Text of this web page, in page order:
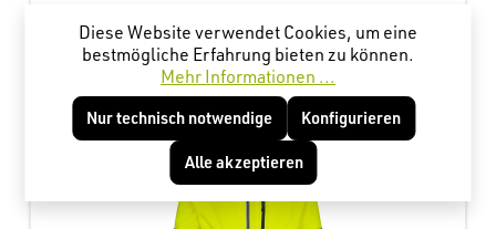
Produktgalerie überspringen
Kunden haben sich ebenfalls angesehen
Diese Website verwendet Cookies, um eine
bestmögliche Erfahrung bieten zu können.
Mehr Informationen ...
Nur technisch notwendige Konfigurieren
Alle akzeptieren